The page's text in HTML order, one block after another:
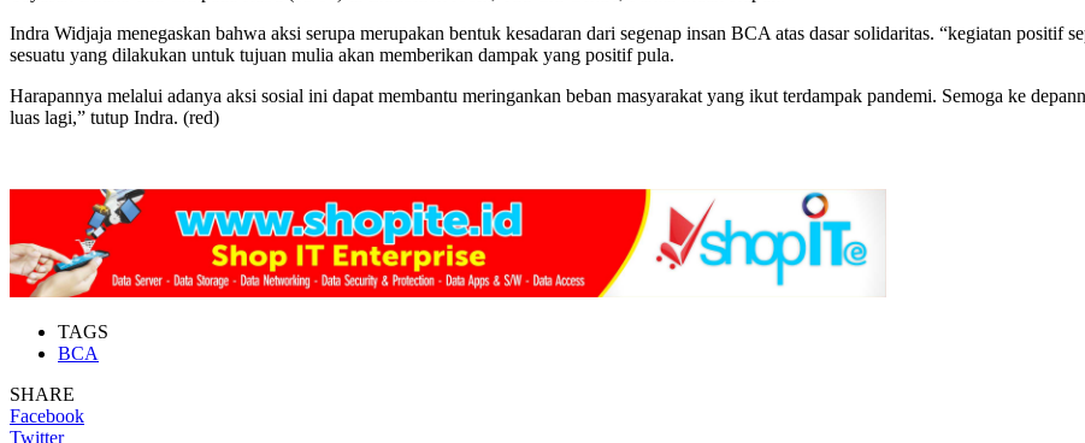
Indra Widjaja menegaskan bahwa aksi serupa merupakan bentuk kesadaran dari segenap insan BCA atas dasar solidaritas. “kegiatan
sesuatu yang dilakukan untuk tujuan mulia akan memberikan dampak yang positif pula.
Harapannya melalui adanya aksi sosial ini dapat membantu meringankan beban masyarakat yang ikut terdampak pandemi. Semoga ke
luas lagi,” tutup Indra. (red)
TAGS
BCA
SHARE
Facebook
Twitter